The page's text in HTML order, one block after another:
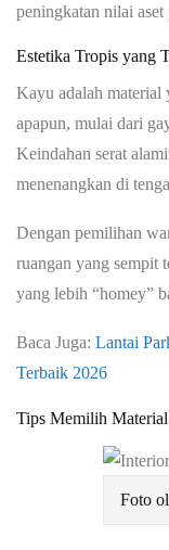
peningkatan nilai
Estetika Tropis yang
Kayu adalah material
apapun, mulai dari
Keindahan serat
menenangkan di
Dengan pemilihan
ruangan yang sempit
yang lebih “homey”
Baca Juga: Lantai
Terbaik 2026
Tips Memilih
Foto